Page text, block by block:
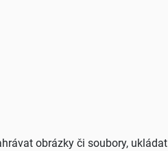
obrázky či soubory, ukládat